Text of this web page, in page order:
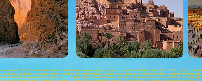
Marokko ; Agadir Tours Marokko , Radtouren in Marokko , Vogelbeobachtung in Marokko , Paragliding in Marokko; Biwak Merzouga, Wüstencamp;
Marokko , Golfplätze in Marokko , hotels in marokko , kaiserstädtetouren , incentives touren Marokko , Marrakesch Incentives , Incoming Marokko ,
Marokko, Riad Spa Marokko, Tafraout Marokko , Tanger Marokko , Taroudant Marokko, Teambuilding Marokko ,Chefchaouen;Tanger;Asilah;Larache;Rabat;
in Marokko ; Busvermietung in Agadir; Busvermietung in Marrakesch; Busvermietung in Casablanca; Busvermietung in Tanger ; Minibusvermietung in